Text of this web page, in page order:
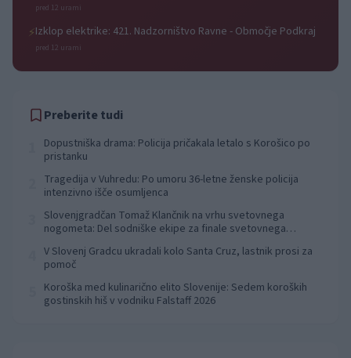
pred 12 urami
⚡Izklop elektrike: 421. Nadzorništvo Ravne - Območje Podkraj
pred 12 urami
Preberite tudi
Dopustniška drama: Policija pričakala letalo s Korošico po
pristanku
Tragedija v Vuhredu: Po umoru 36-letne ženske policija
intenzivno išče osumljenca
Slovenjgradčan Tomaž Klančnik na vrhu svetovnega
nogometa: Del sodniške ekipe za finale svetovnega
V Slovenj Gradcu ukradali kolo Santa Cruz, lastnik prosi za
pomoč
Koroška med kulinarično elito Slovenije: Sedem koroških
gostinskih hiš v vodniku Falstaff 2026